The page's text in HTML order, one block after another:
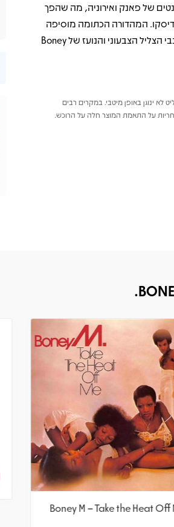
של פאנק ואירוניה, מה שהפך
המהדורה הכתומה מוסיפה
טאץ' ויזואלי חם ותוסס – מושלם לאספנים ולחובבי הצליל הצבעוני והנועז של Boney
ינוגן באופן מיטבי. במקרים רבים
על התאמת המוצר חלה על הרוכש.
Boney M – Take the Heat Off